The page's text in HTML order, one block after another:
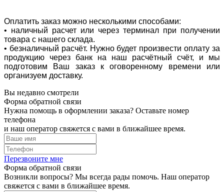
Оплатить заказ можно несколькими способами:
• наличный расчет или через терминал при получении
товара с нашего склада.
• безналичный расчёт. Нужно будет произвести оплату за
продукцию через банк на наш расчётный счёт, и мы
подготовим Ваш заказ к оговоренному времени или
организуем доставку.
Вы недавно смотрели
Форма обратной связи
Нужна помощь в оформлении заказа? Оставьте номер
телефона
и наш оператор свяжется с вами в ближайшее время.
Перезвоните мне
Форма обратной связи
Возникли вопросы? Мы всегда рады помочь. Наш оператор
свяжется с вами в ближайшее время.